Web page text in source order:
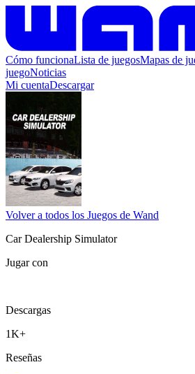
Cómo funcionaLista de juegosMapas de
juegoNoticias
Mi cuentaDescargar
Volver a todos los Juegos de Wand
Car Dealership Simulator
Jugar con
Descargas
1K+
Reseñas